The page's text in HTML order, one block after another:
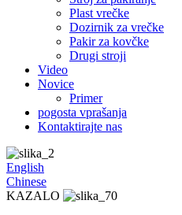
Plast vrečke
Dozirnik za vrečke
Pakir za kovčke
Drugi stroji
Video
Novice
Primer
pogosta vprašanja
Kontaktirajte nas
English
Chinese
KAZALO